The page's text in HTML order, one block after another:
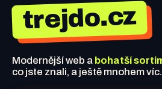
trejdo.cz
Modernější web a bohatší
co jste znali, a ještě mnohem víc.